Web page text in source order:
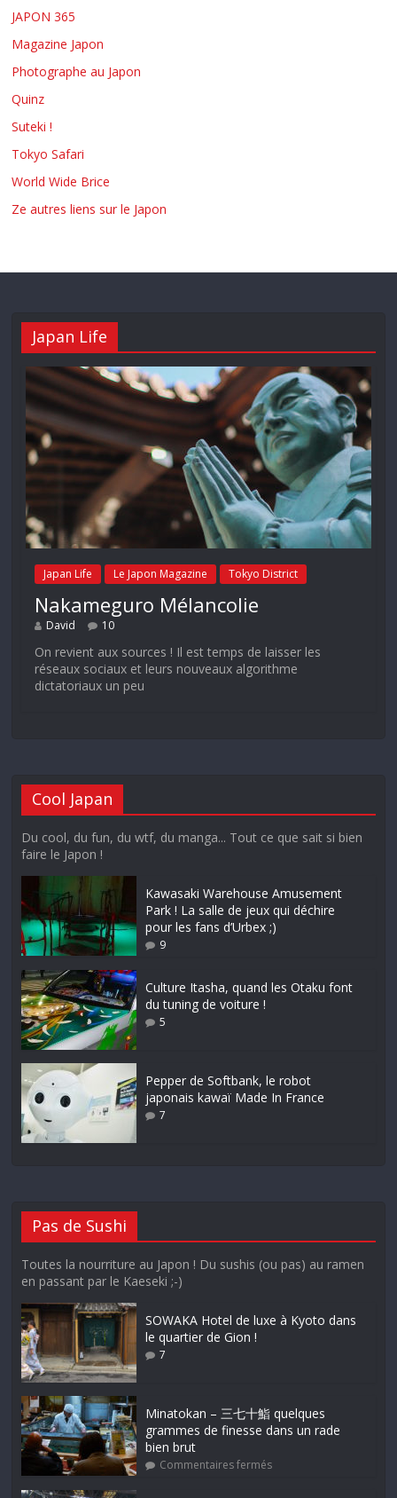
JAPON 365
Magazine Japon
Photographe au Japon
Quinz
Suteki !
Tokyo Safari
World Wide Brice
Ze autres liens sur le Japon
Japan Life
Japan Life Le Japon Magazine Tokyo District
Nakameguro Mélancolie
David 10
On revient aux sources ! Il est temps de laisser les
réseaux sociaux et leurs nouveaux algorithme
dictatoriaux un peu
Cool Japan
Du cool, du fun, du wtf, du manga... Tout ce que sait si bien
faire le Japon !
Kawasaki Warehouse Amusement
Park ! La salle de jeux qui déchire
pour les fans d’Urbex ;)
9
Culture Itasha, quand les Otaku font
du tuning de voiture !
5
Pepper de Softbank, le robot
japonais kawaï Made In France
7
Pas de Sushi
Toutes la nourriture au Japon ! Du sushis (ou pas) au ramen
en passant par le Kaeseki ;-)
SOWAKA Hotel de luxe à Kyoto dans
le quartier de Gion !
7
Minatokan – 三七十鮨 quelques
grammes de finesse dans un rade
bien brut
Commentaires fermés